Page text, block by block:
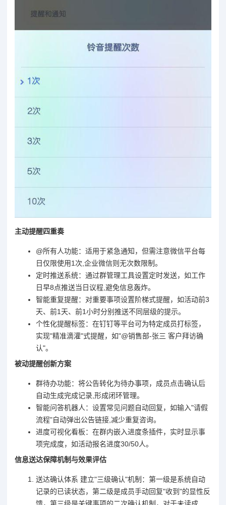
主动提醒四重奏
@所有人功能：适用于紧急通知，但需注意微信平台每
日仅限使用1次,企业微信则无次数限制。
定时推送系统：通过群管理工具设置定时发送，如工作
日早8点推送当日议程,避免信息轰炸。
智能重复提醒：对重要事项设置阶梯式提醒，如活动前3
天、前1天、前1小时分别推送不同层级的提示。
个性化提醒标签：在钉钉等平台可为特定成员打标签，
实现"精准滴灌"式提醒，如"@销售部-张三 客户拜访确
认"。
被动提醒创新方案
群待办功能：将公告转化为待办事项，成员点击确认后
自动生成完成记录,形成闭环管理。
智能问答机器人：设置常见问题自动回复，如输入"请假
流程"自动弹出公告链接,减少重复咨询。
进度可视化看板：在群内嵌入进度条插件，实时显示事
项完成度，如活动报名进度30/50人。
信息送达保障机制与效果评估
送达确认体系 建立"三级确认"机制：第一级是系统自动
记录的已读状态，第二级是成员手动回复"收到"的显性反